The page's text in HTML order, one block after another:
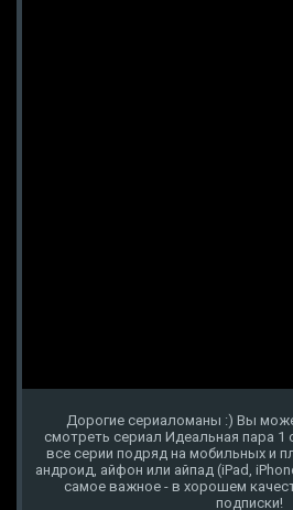
Дорогие сериаломаны :) Вы
смотреть сериал Идеальная пара 1
все серии подряд на мобильных и
андроид, айфон или айпад (iPad,
самое важное - в хорошем
подписки!